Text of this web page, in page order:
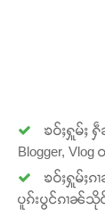
ၶဝ်ႈႁူမ်ႈ
Blogger,
ၶဝ်ႈႁူမ်ႈ
ပူၵ်းပွင်ၵၢၼ်သို